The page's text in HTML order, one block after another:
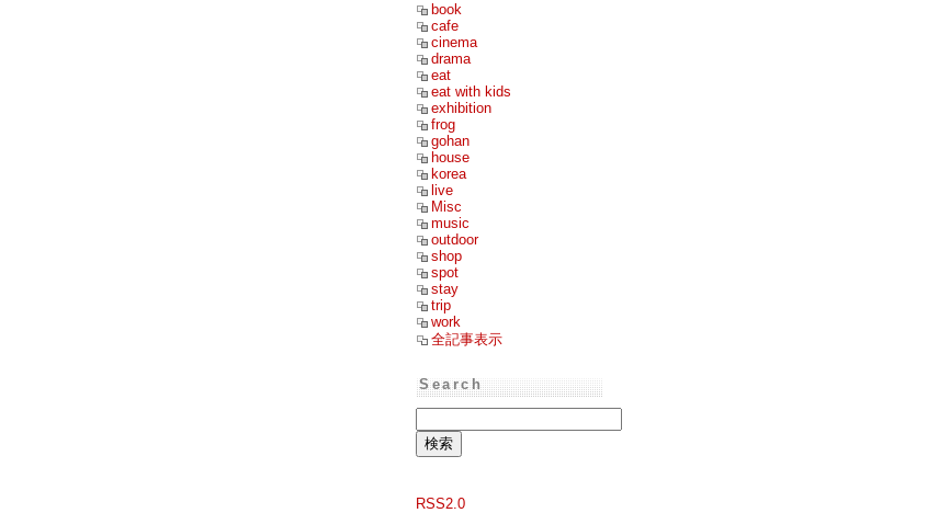
book
cafe
cinema
drama
eat
eat with kids
exhibition
frog
gohan
house
korea
live
Misc
music
outdoor
shop
spot
stay
trip
work
全記事表示
Search
RSS2.0